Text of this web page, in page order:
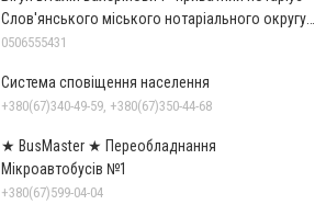
Слов'янського міського нотаріального округу
Дон.обл.
0506555431
Система сповіщення населення
+380(67)340-49-59, +380(67)350-44-68
★ BusMaster ★ Переобладнання
Мікроавтобусів №1
+380(67)599-04-04